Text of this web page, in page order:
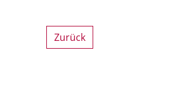
Zurück